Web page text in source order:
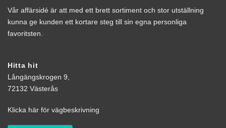
Vår affärsidé är att med ett brett sortiment och stor utställning
kunna ge kunden ett kortare steg till sin egna personliga
favoritsten.
Hitta hit
Långängskrogen 9,
72132 Västerås
Klicka här för vägbeskrivning